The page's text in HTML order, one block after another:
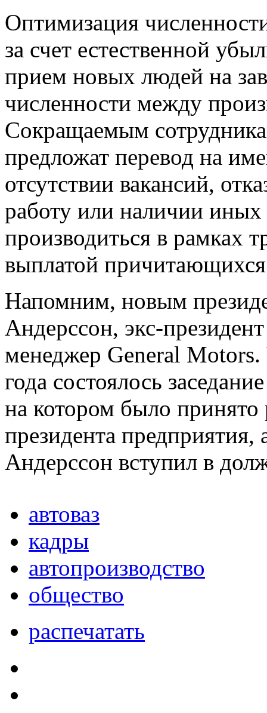
Оптимизация
за счет естественной
прием новых людей на
численности между
Сокращаемым
предложат перевод на
отсутствии вакансий,
работу или наличии
производиться в рамках
выплатой
Напомним, новым
Андерссон, экс-
менеджер General Motors.
года состоялось
на котором было принято
президента предприятия,
Андерссон вступил в
автоваз
кадры
автопроизводство
общество
распечатать